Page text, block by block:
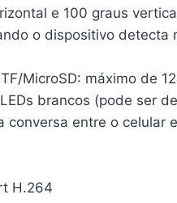
e 100 graus
o dispositivo detecta
MicroSD: máximo de
brancos (pode ser
conversa entre o celular
H.264